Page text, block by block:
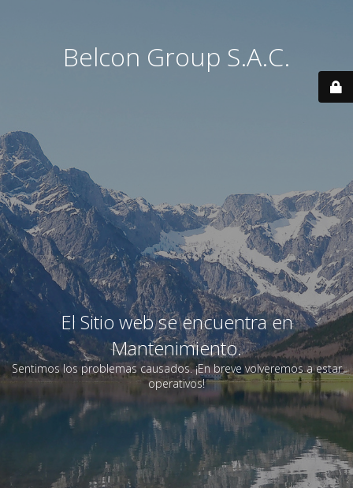
Belcon Group S.A.C.
El Sitio web se encuentra en
Mantenimiento.
Sentimos los problemas causados. ¡En breve volveremos a estar
operativos!